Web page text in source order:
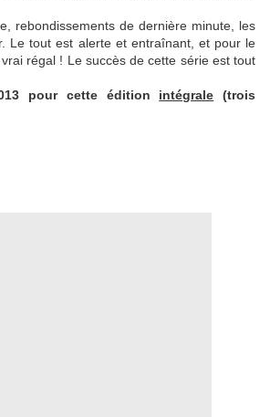
rebondissements de dernière minute, les
Le tout est alerte et entraînant, et pour le
régal ! Le succès de cette série est tout
pour cette édition intégrale (trois